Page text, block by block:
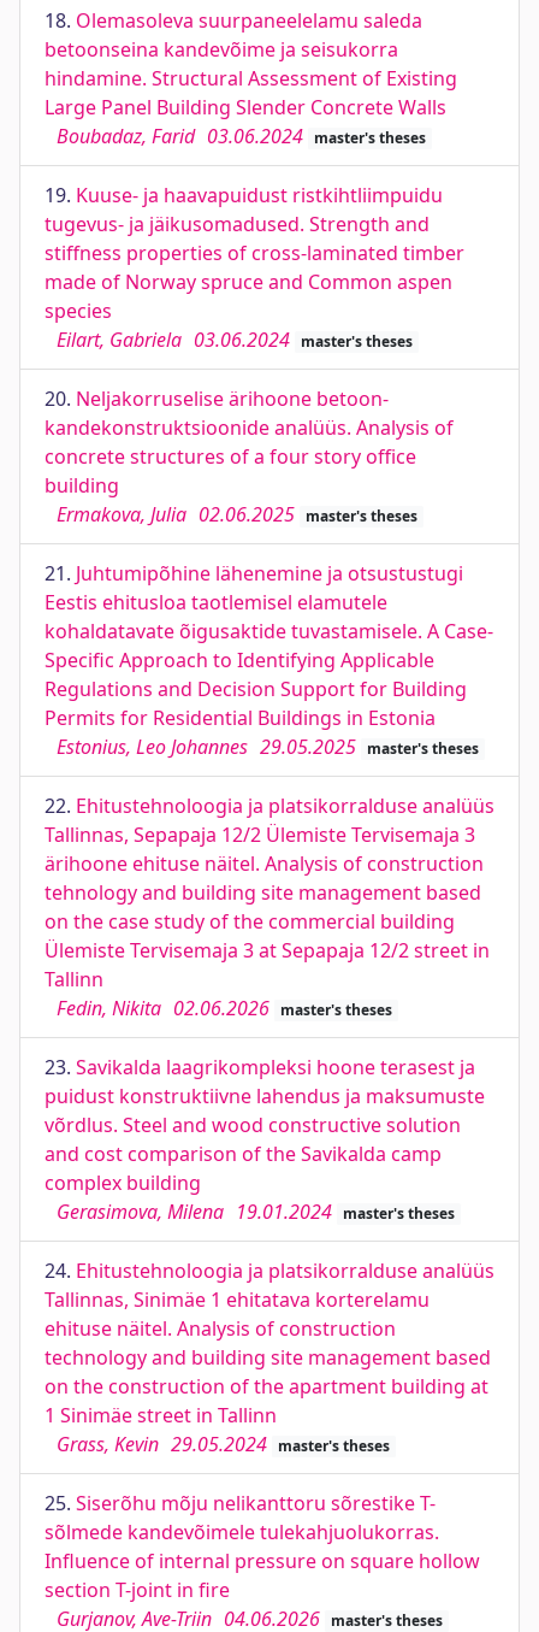
18. Olemasoleva suurpaneelelamu saleda
betoonseina kandevõime ja seisukorra
hindamine. Structural Assessment of Existing
Large Panel Building Slender Concrete Walls
Boubadaz, Farid 03.06.2024 master's theses
19. Kuuse- ja haavapuidust ristkihtliimpuidu
tugevus- ja jäikusomadused. Strength and
stiffness properties of cross-laminated timber
made of Norway spruce and Common aspen
species
Eilart, Gabriela 03.06.2024 master's theses
20. Neljakorruselise ärihoone betoon-
kandekonstruktsioonide analüüs. Analysis of
concrete structures of a four story office
building
Ermakova, Julia 02.06.2025 master's theses
21. Juhtumipõhine lähenemine ja otsustustugi
Eestis ehitusloa taotlemisel elamutele
kohaldatavate õigusaktide tuvastamisele. A Case-
Specific Approach to Identifying Applicable
Regulations and Decision Support for Building
Permits for Residential Buildings in Estonia
Estonius, Leo Johannes 29.05.2025 master's theses
22. Ehitustehnoloogia ja platsikorralduse analüüs
Tallinnas, Sepapaja 12/2 Ülemiste Tervisemaja 3
ärihoone ehituse näitel. Analysis of construction
tehnology and building site management based
on the case study of the commercial building
Ülemiste Tervisemaja 3 at Sepapaja 12/2 street in
Tallinn
Fedin, Nikita 02.06.2026 master's theses
23. Savikalda laagrikompleksi hoone terasest ja
puidust konstruktiivne lahendus ja maksumuste
võrdlus. Steel and wood constructive solution
and cost comparison of the Savikalda camp
complex building
Gerasimova, Milena 19.01.2024 master's theses
24. Ehitustehnoloogia ja platsikorralduse analüüs
Tallinnas, Sinimäe 1 ehitatava korterelamu
ehituse näitel. Analysis of construction
technology and building site management based
on the construction of the apartment building at
1 Sinimäe street in Tallinn
Grass, Kevin 29.05.2024 master's theses
25. Siserõhu mõju nelikanttoru sõrestike T-
sõlmede kandevõimele tulekahjuolukorras.
Influence of internal pressure on square hollow
section T-joint in fire
Gurjanov, Ave-Triin 04.06.2026 master's theses